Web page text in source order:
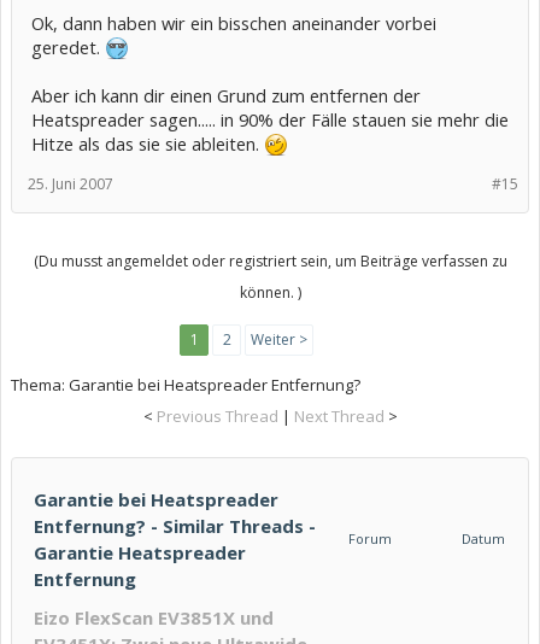
Ok, dann haben wir ein bisschen aneinander vorbei
geredet.
Aber ich kann dir einen Grund zum entfernen der
Heatspreader sagen..... in 90% der Fälle stauen sie mehr die
Hitze als das sie sie ableiten.
#15
25. Juni 2007
(Du musst angemeldet oder registriert sein, um Beiträge verfassen zu
können. )
1 2 Weiter >
Thema: Garantie bei Heatspreader Entfernung?
< Previous Thread | Next Thread >
Garantie bei Heatspreader
Entfernung? - Similar Threads -
Garantie Heatspreader
Entfernung
Forum Datum
Eizo FlexScan EV3851X und